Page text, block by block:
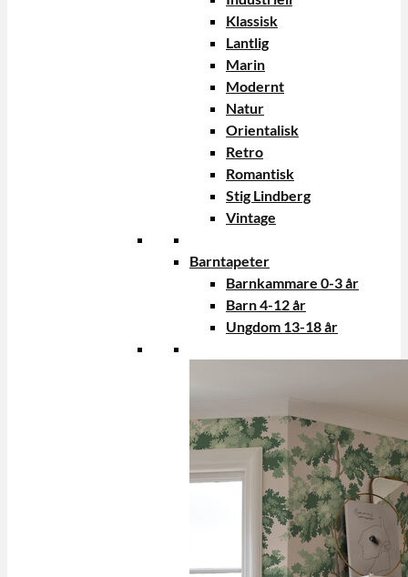
Klassisk
Lantlig
Marin
Modernt
Natur
Orientalisk
Retro
Romantisk
Stig Lindberg
Vintage
Barntapeter
Barnkammare 0-3 år
Barn 4-12 år
Ungdom 13-18 år